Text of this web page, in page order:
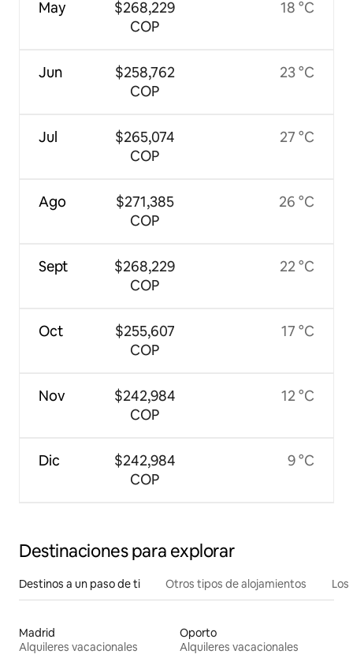
May
Jun
Jul
Ago
Sept
Oct
Nov
Dic
$268,229
COP
$258,762
COP
$265,074
COP
$271,385
COP
$268,229
COP
$255,607
COP
$242,984
COP
$242,984
COP
18 °C
23 °C
27 °C
26 °C
22 °C
17 °C
12 °C
9 °C
Destinaciones para explorar
Destinos a un paso de ti Otros tipos de alojamientos
Madrid
Alquileres vacacionales
Oporto
Alquileres vacacionales